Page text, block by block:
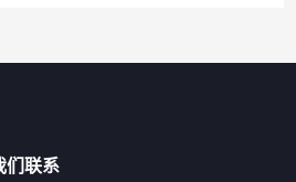
们联系